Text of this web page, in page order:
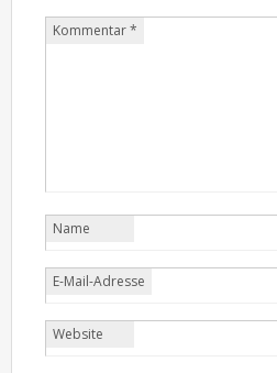
Kommentar*
Name
E-Mail-Adresse
Website